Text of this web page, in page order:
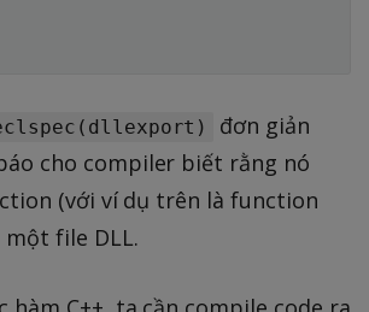
đơn giản
cho compiler biết rằng nó
(với ví dụ trên là function
một file DLL.